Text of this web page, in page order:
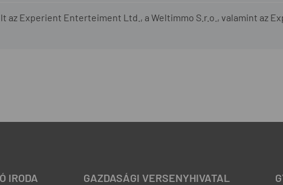
az Experient Enterteiment Ltd., a Weltimmo S.r.o., valamint az
IRODA GAZDASÁGI VERSENYHIVATAL